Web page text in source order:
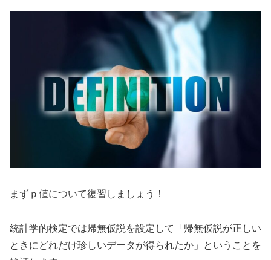
まずｐ値について復習しましょう！
統計学的検定では帰無仮説を設定して「帰無仮説が正しい
ときにどれだけ珍しいデータが得られたか」ということを